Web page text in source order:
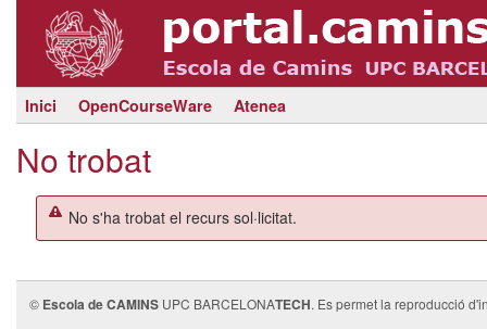
Inici OpenCourseWare Atenea
No trobat
No s'ha trobat el recurs sol·licitat.
© Escola de CAMINS UPC BARCELONATECH. Es permet la reproducció